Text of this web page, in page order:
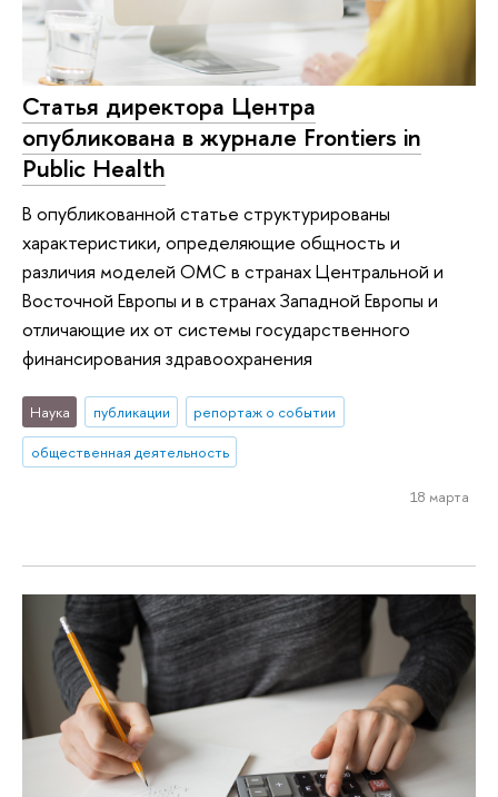
Статья директора Центра
опубликована в журнале Frontiers in
Public Health
В опубликованной статье структурированы
характеристики, определяющие общность и
различия моделей ОМС в странах Центральной и
Восточной Европы и в странах Западной Европы и
отличающие их от системы государственного
финансирования здравоохранения
Наука публикации
репортаж о событии
общественная деятельность
18 марта